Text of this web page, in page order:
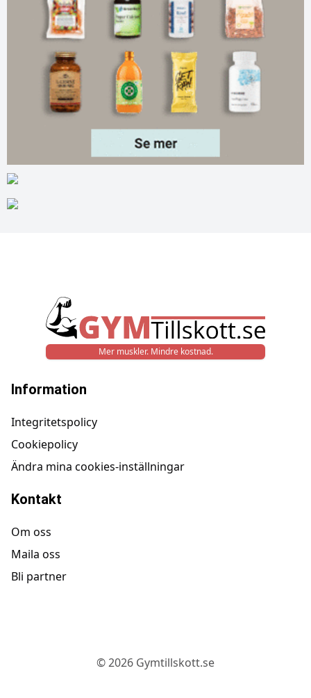
Mer muskler. Mindre kostnad.
Information
Integritetspolicy
Cookiepolicy
Ändra mina cookies-inställningar
Kontakt
Om oss
Maila oss
Bli partner
©2026 Gymtillskott.se